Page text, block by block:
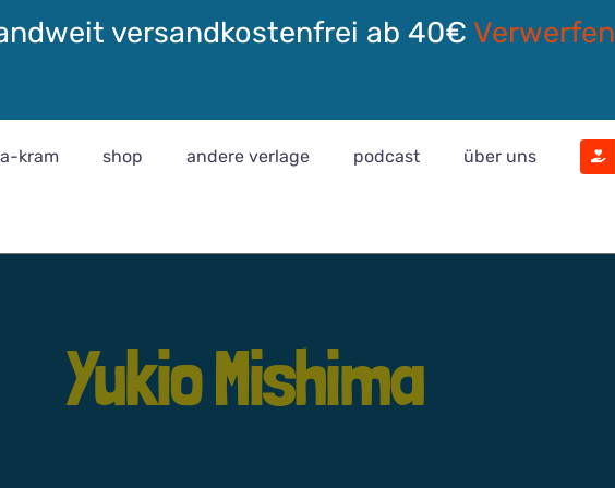
versandkostenfrei ab 40€ Verwerfen
kram shop andere verlage podcast über uns
Yukio Mishima